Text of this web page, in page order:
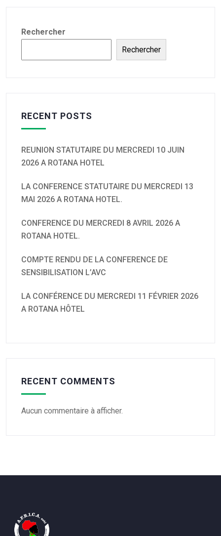
Rechercher
Rechercher
RECENT POSTS
REUNION STATUTAIRE DU MERCREDI 10 JUIN
2026 A ROTANA HOTEL
LA CONFERENCE STATUTAIRE DU MERCREDI 13
MAI 2026 A ROTANA HOTEL.
CONFERENCE DU MERCREDI 8 AVRIL 2026 A
ROTANA HOTEL.
COMPTE RENDU DE LA CONFERENCE DE
SENSIBILISATION L’AVC
LA CONFÉRENCE DU MERCREDI 11 FÉVRIER 2026
A ROTANA HÔTEL
RECENT COMMENTS
Aucun commentaire à afficher.